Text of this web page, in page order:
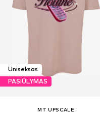
Uniseksas
PASIŪLYMAS
MT UPSCALE